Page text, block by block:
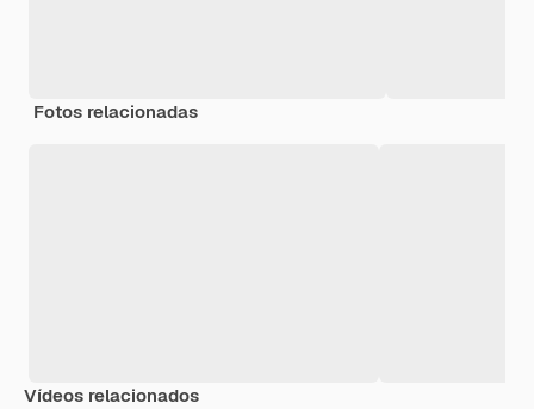
Fotos relacionadas
Vídeos relacionados